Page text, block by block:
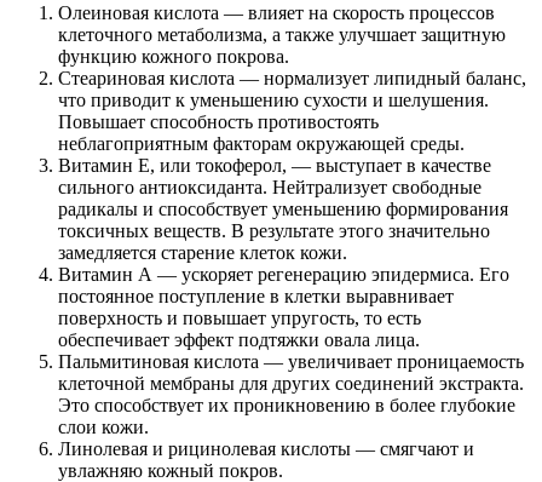
Олеиновая кислота — влияет на скорость процессов
клеточного метаболизма, а также улучшает защитную
функцию кожного покрова.
Стеариновая кислота — нормализует липидный баланс,
что приводит к уменьшению сухости и шелушения.
Повышает способность противостоять
неблагоприятным факторам окружающей среды.
Витамин Е, или токоферол, — выступает в качестве
сильного антиоксиданта. Нейтрализует свободные
радикалы и способствует уменьшению формирования
токсичных веществ. В результате этого значительно
замедляется старение клеток кожи.
Витамин А — ускоряет регенерацию эпидермиса. Его
постоянное поступление в клетки выравнивает
поверхность и повышает упругость, то есть
обеспечивает эффект подтяжки овала лица.
Пальмитиновая кислота — увеличивает проницаемость
клеточной мембраны для других соединений экстракта.
Это способствует их проникновению в более глубокие
слои кожи.
Линолевая и рицинолевая кислоты — смягчают и
увлажняю кожный покров.